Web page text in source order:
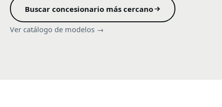
Buscar concesionario más cercano
Ver catálogo de modelos →